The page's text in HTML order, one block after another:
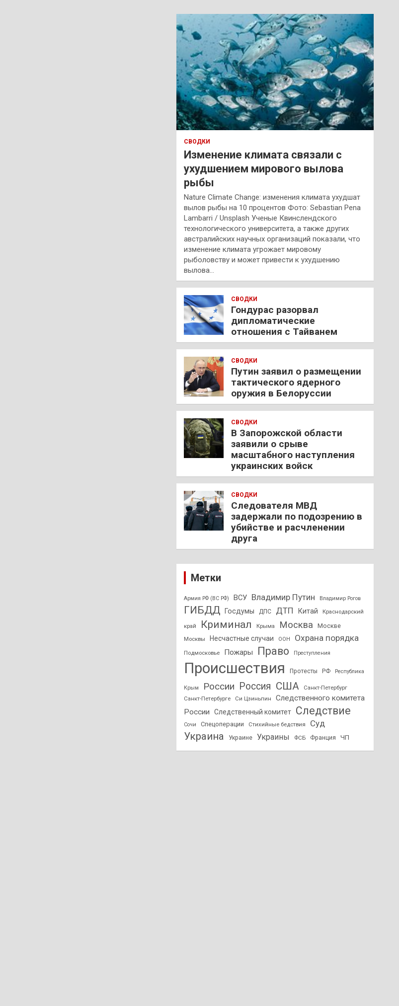
СВОДКИ
Изменение климата связали с
ухудшением мирового вылова
рыбы
Nature Climate Change: изменения климата ухудшат
вылов рыбы на 10 процентов Фото: Sebastian Pena
Lambarri / Unsplash Ученые Квинслендского
технологического университета, а также других
австралийских научных организаций показали, что
изменение климата угрожает мировому
рыболовству и может привести к ухудшению
вылова…
СВОДКИ
Гондурас разорвал
дипломатические
отношения с Тайванем
СВОДКИ
Путин заявил о размещении
тактического ядерного
оружия в Белоруссии
СВОДКИ
В Запорожской области
заявили о срыве
масштабного наступления
украинских войск
СВОДКИ
Следователя МВД
задержали по подозрению в
убийстве и расчленении
друга
Метки
Армия РФ (ВС РФ) ВСУ Владимир Путин Владимир Рогов
ГИБДД Госдумы ДПС ДТП Китай Краснодарский
край Криминал Крыма Москва Москве
Москвы Несчастные случаи ООН Охрана порядка
Подмосковье Пожары Право Преступления
Происшествия Протесты РФ Республика
Крым России Россия США
Санкт-Петербург
Санкт-Петербурге
Си Цзиньпин
Следственного комитета
России
Следственный комитет Следствие
Сочи Спецоперации Стихийные бедствия Суд
Украина Украине Украины ФСБ Франция ЧП